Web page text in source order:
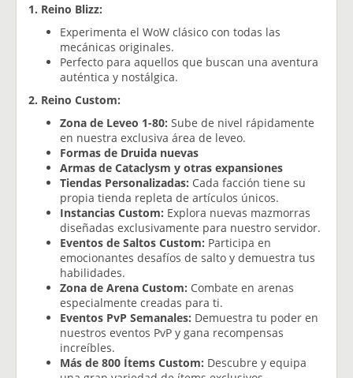
1. Reino Blizz:
Experimenta el WoW clásico con todas las
mecánicas originales.
Perfecto para aquellos que buscan una aventura
auténtica y nostálgica.
2. Reino Custom:
Zona de Leveo 1-80: Sube de nivel rápidamente
en nuestra exclusiva área de leveo.
Formas de Druida nuevas
Armas de Cataclysm y otras expansiones
Tiendas Personalizadas: Cada facción tiene su
propia tienda repleta de artículos únicos.
Instancias Custom: Explora nuevas mazmorras
diseñadas exclusivamente para nuestro servidor.
Eventos de Saltos Custom: Participa en
emocionantes desafíos de salto y demuestra tus
habilidades.
Zona de Arena Custom: Combate en arenas
especialmente creadas para ti.
Eventos PvP Semanales: Demuestra tu poder en
nuestros eventos PvP y gana recompensas
increíbles.
Más de 800 Ítems Custom: Descubre y equipa